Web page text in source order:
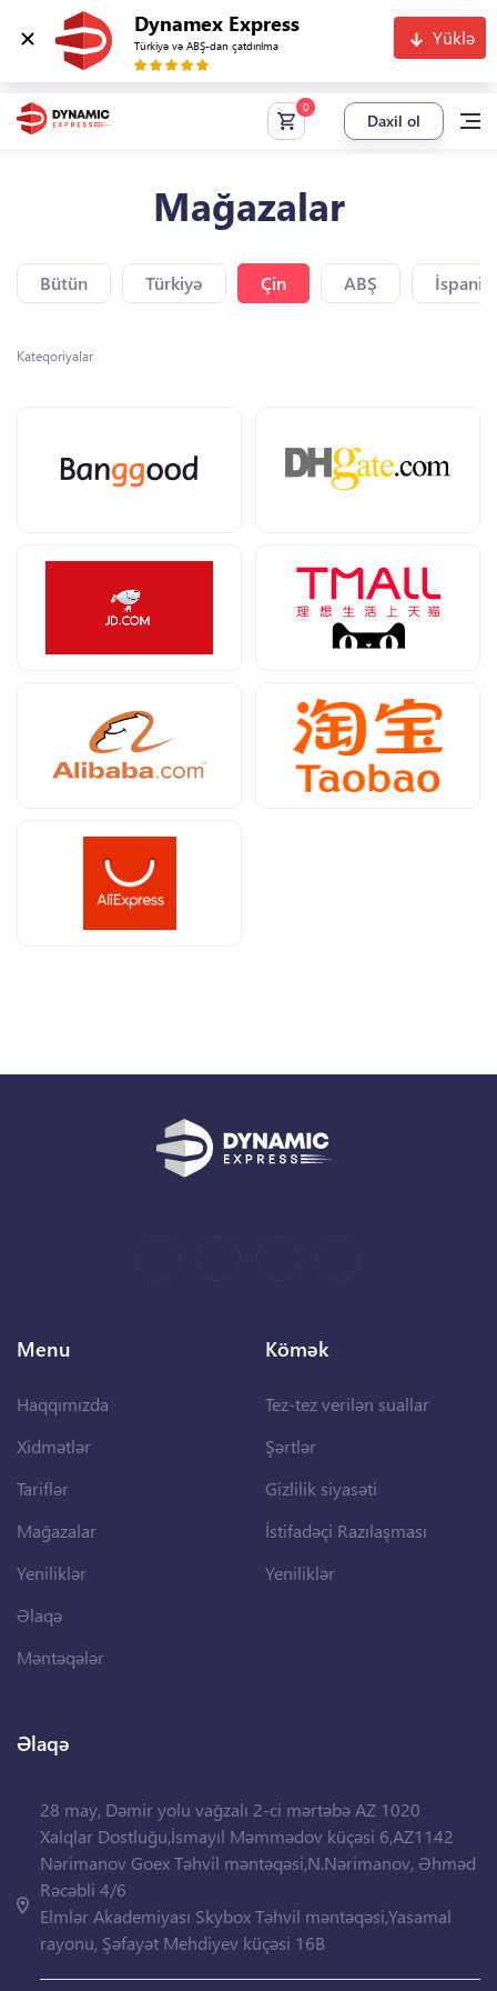
Dynamex Express
Türkiyə və ABŞ-dan çatdırılma Yüklə
Daxil ol
Mağazalar
Bütün Türkiyə Çin ABŞ
Kateqoriyalar
Menu
Haqqımızda
Xidmətlər
Tariflər
Mağazalar
Yeniliklər
Əlaqə
Məntəqələr
Kömək
Tez-tez verilən suallar
Şərtlər
Gizlilik siyasəti
İstifadəçi Razılaşması
Yeniliklər
Əlaqə
28 may, Dəmir yolu vağzalı 2-ci mərtəbə AZ 1020
Xalqlar Dostluğu,İsmayıl Məmmədov küçəsi 6,AZ1142
Nərimanov Goex Təhvil məntəqəsi,N.Nərimanov, Əhməd
Rəcəbli 4/6
Elmlər Akademiyası Skybox Təhvil məntəqəsi,Yasamal
rayonu, Şəfayət Mehdiyev küçəsi 16B